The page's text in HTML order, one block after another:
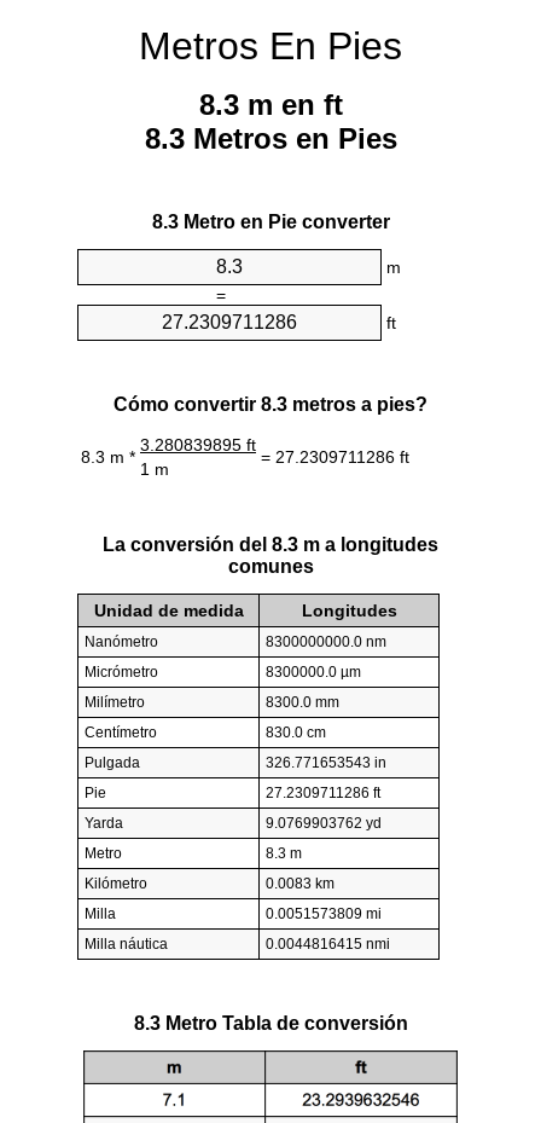
Metros En Pies
8.3 m en ft
8.3 Metros en Pies
8.3 Metro en Pie converter
m
=
ft
Cómo convertir 8.3 metros a pies?
8.3 m *
3.280839895 ft
= 27.2309711286 ft
1 m
La conversión del 8.3 m a longitudes
comunes
Unidad de medida Longitudes
Nanómetro
8300000000.0 nm
Micrómetro
8300000.0 µm
Milímetro
8300.0 mm
Centímetro
830.0 cm
Pulgada
326.771653543 in
Pie
27.2309711286 ft
Yarda
9.0769903762 yd
Metro
8.3 m
Kilómetro
0.0083 km
Milla
0.0051573809 mi
Milla náutica
0.0044816415 nmi
8.3 Metro Tabla de conversión